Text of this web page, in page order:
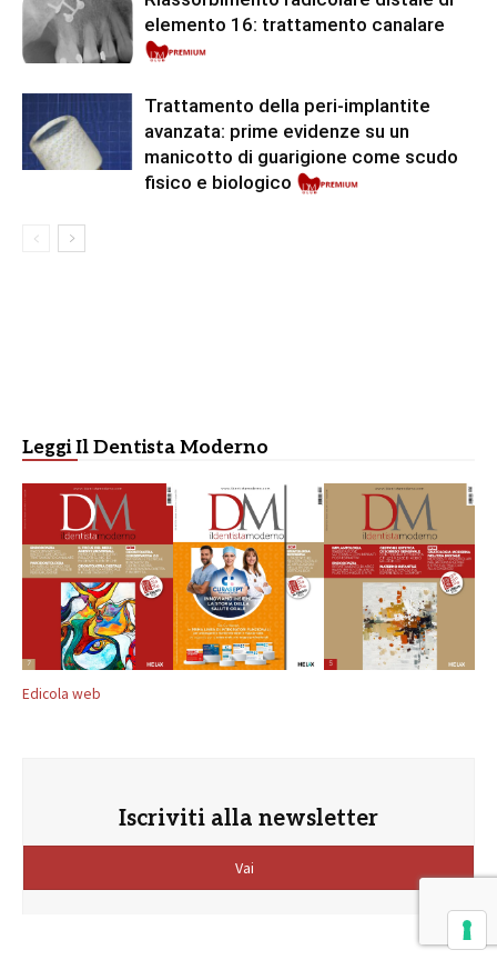
elemento 16: trattamento canalare
Trattamento della peri-implantite
avanzata: prime evidenze su un
manicotto di guarigione come scudo
fisico e biologico
Leggi Il Dentista Moderno
Edicola web
Iscriviti alla newsletter
Vai